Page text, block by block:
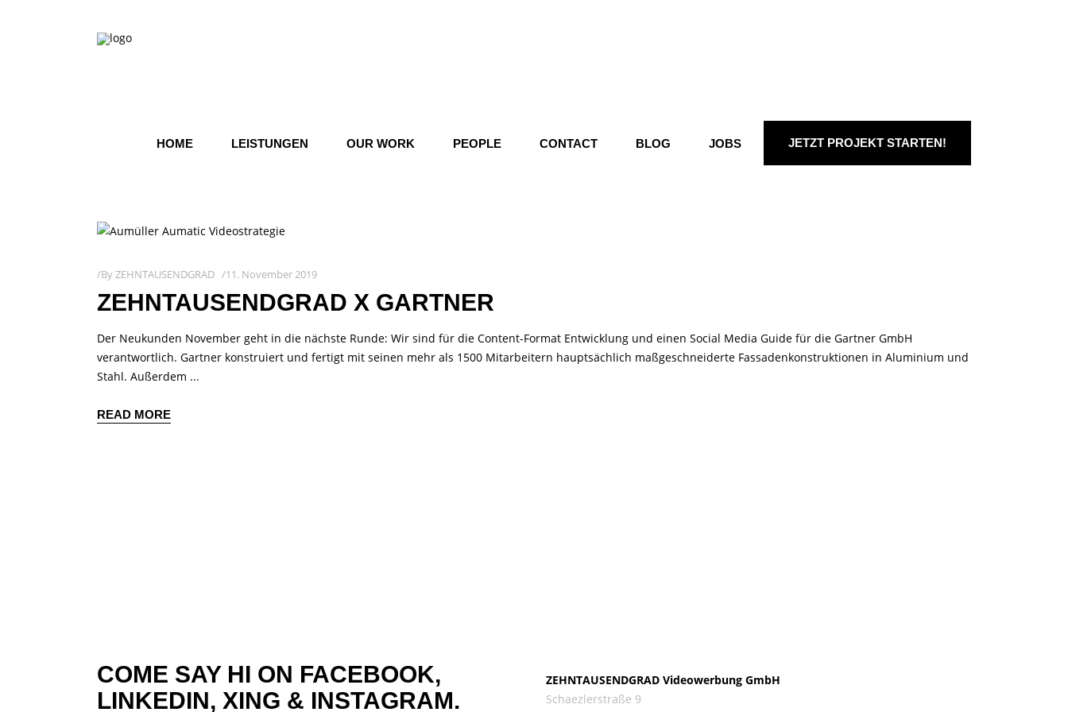
HOME LEISTUNGEN OUR WORK PEOPLE CONTACT BLOG JOBS JETZT PROJEKT STARTEN!
ByZEHNTAUSENDGRAD 11. November 2019
ZEHNTAUSENDGRAD X GARTNER
Der Neukunden November geht in die nächste Runde: Wir sind für die Content-Format Entwicklung und einen Social Media Guide für die Gartner GmbH
verantwortlich. Gartner konstruiert und fertigt mit seinen mehr als 1500 Mitarbeitern hauptsächlich maßgeschneiderte Fassadenkonstruktionen in Aluminium und
Stahl. Außerdem
READ MORE
COME SAY HI ON FACEBOOK,
LINKEDIN, XING & INSTAGRAM.
ZEHNTAUSENDGRAD Videowerbung GmbH
Schaezlerstraße 9